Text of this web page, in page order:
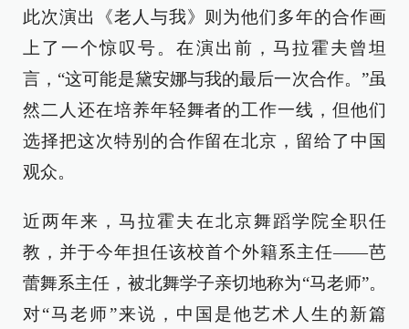
此次演出《老人与我》则为他们多年的合作画
上了一个惊叹号。在演出前，马拉霍夫曾坦
言，“这可能是黛安娜与我的最后一次合作。”虽
然二人还在培养年轻舞者的工作一线，但他们
选择把这次特别的合作留在北京，留给了中国
观众。
近两年来，马拉霍夫在北京舞蹈学院全职任
教，并于今年担任该校首个外籍系主任——芭
蕾舞系主任，被北舞学子亲切地称为“马老师”。
对“马老师”来说，中国是他艺术人生的新篇